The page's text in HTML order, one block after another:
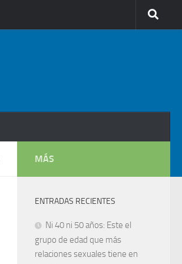
MÁS
ENTRADAS RECIENTES
Ni 40 ni 50 años: Este el
grupo de edad que más
relaciones sexuales tiene en